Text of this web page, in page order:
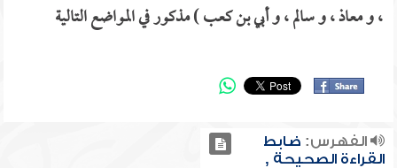
، و معاذ ، و سالم ، و أبي بن كعب ) مذكور في المواضع التالية
الفهرس: ضابط
القراءة الصحيحة ,